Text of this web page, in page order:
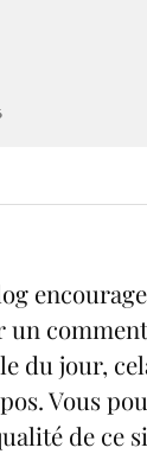
un
du jour,
Vous
de ce